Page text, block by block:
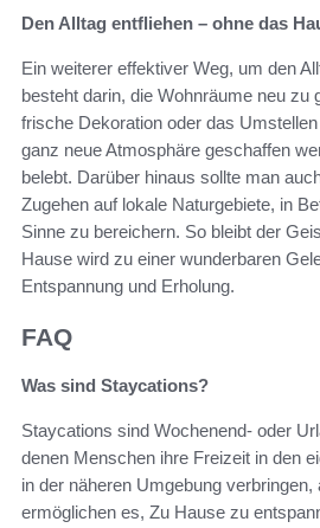
Den Alltag entfliehen – ohne das
Ein weiterer effektiver Weg, um den
besteht darin, die Wohnräume neu zu
frische Dekoration oder das
ganz neue Atmosphäre geschaffen
belebt. Darüber hinaus sollte man
Zugehen auf lokale Naturgebiete, in
Sinne zu bereichern. So bleibt der
Hause wird zu einer wunderbaren
Entspannung und Erholung.
FAQ
Was sind Staycations?
Staycations sind Wochenend- oder
denen Menschen ihre Freizeit in den
in der näheren Umgebung
ermöglichen es, Zu Hause zu